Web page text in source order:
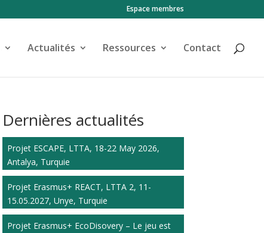
Espace membres
Actualités Ressources Contact
Dernières actualités
Projet ESCAPE, LTTA, 18-22 May 2026,
Antalya, Turquie
Projet Erasmus+ REACT, LTTA 2, 11-
15.05.2027, Unye, Turquie
Projet Erasmus+ EcoDisovery – Le jeu est